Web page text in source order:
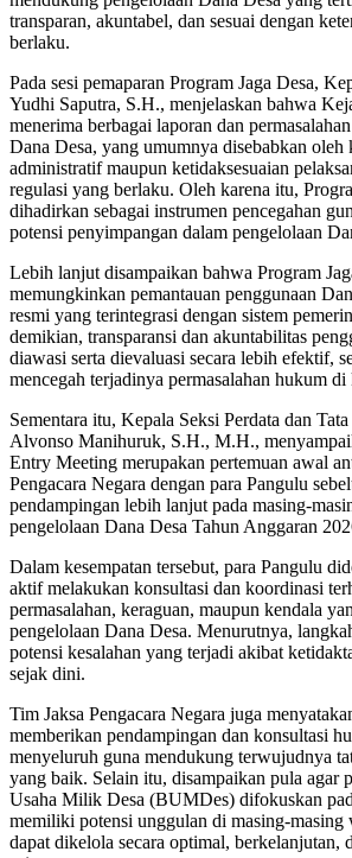
transparan, akuntabel, dan sesuai dengan
berlaku.
Pada sesi pemaparan Program Jaga Desa,
Yudhi Saputra, S.H., menjelaskan bahwa
menerima berbagai laporan dan
Dana Desa, yang umumnya disebabkan oleh
administratif maupun ketidaksesuaian
regulasi yang berlaku. Oleh karena itu,
dihadirkan sebagai instrumen pencegahan
potensi penyimpangan dalam pengelolaan
Lebih lanjut disampaikan bahwa Program
memungkinkan pemantauan penggunaan
resmi yang terintegrasi dengan sistem
demikian, transparansi dan akuntabilitas
diawasi serta dievaluasi secara lebih efektif,
mencegah terjadinya permasalahan hukum
Sementara itu, Kepala Seksi Perdata dan
Alvonso Manihuruk, S.H., M.H.,
Entry Meeting merupakan pertemuan awal
Pengacara Negara dengan para Pangulu
pendampingan lebih lanjut pada masing-
pengelolaan Dana Desa Tahun Anggaran
Dalam kesempatan tersebut, para Pangulu
aktif melakukan konsultasi dan koordinasi
permasalahan, keraguan, maupun kendala
pengelolaan Dana Desa. Menurutnya,
potensi kesalahan yang terjadi akibat
sejak dini.
Tim Jaksa Pengacara Negara juga
memberikan pendampingan dan konsultasi
menyeluruh guna mendukung terwujudnya
yang baik. Selain itu, disampaikan pula agar
Usaha Milik Desa (BUMDes) difokuskan
memiliki potensi unggulan di masing-masing
dapat dikelola secara optimal, berkelanjutan,